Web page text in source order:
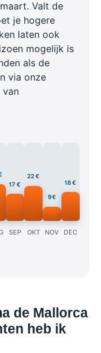
Valt de
je hogere
laten ook
mogelijk is
als de
via onze
van
17 €
SEP
22 €
OKT
9 €
NOV
18 €
DEC
de Mallorca
heb ik